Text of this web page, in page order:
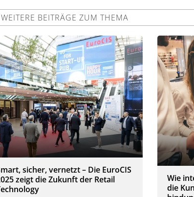
WEITERE BEITRÄGE ZUM THEMA
sicher, vernetzt – Die EuroCIS
zeigt die Zukunft der Retail
Wie
die